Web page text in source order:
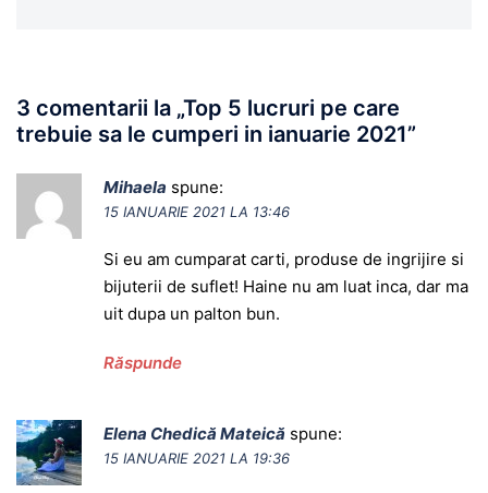
3 comentarii la „Top 5 lucruri pe care
trebuie sa le cumperi in ianuarie 2021”
Mihaela spune:
15 IANUARIE 2021 LA 13:46
Si eu am cumparat carti, produse de ingrijire si
bijuterii de suflet! Haine nu am luat inca, dar ma
uit dupa un palton bun.
Răspunde
Elena Chedică Mateică spune:
15 IANUARIE 2021 LA 19:36